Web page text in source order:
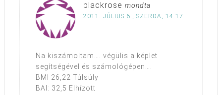
blackrose mondta
2011. JÚLIUS 6., SZERDA, 14:17
Na kiszámoltam…. végülis a képlet
segítségével és számológépen….
BMI 26,22 Túlsúly
BAI: 32,5 Elhízott